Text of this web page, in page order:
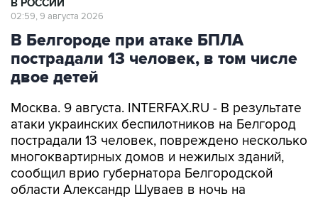
В Белгороде при атаке БПЛА
пострадали 13 человек, в том числе
двое детей
Москва. 9 августа. INTERFAX.RU - В результате
пострадали 13 человек, повреждено несколько
многоквартирных домов и нежилых зданий,
сообщил врио губернатора Белгородской
области Александр Шуваев в ночь на
воскресенье.